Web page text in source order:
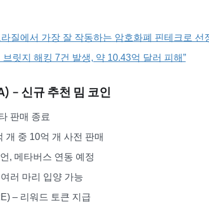
질에서 가장 잘 작동하는 암호화폐 핀테크로 선
브릿지 해킹 7건 발생, 약 10.43억 달러 피해”
– 신규 추천 밈 코인
판매 종료
개 중 10억 개 사전 판매
, 메타버스 연동 예정
러 마리 입양 가능
– 리워드 토큰 지급